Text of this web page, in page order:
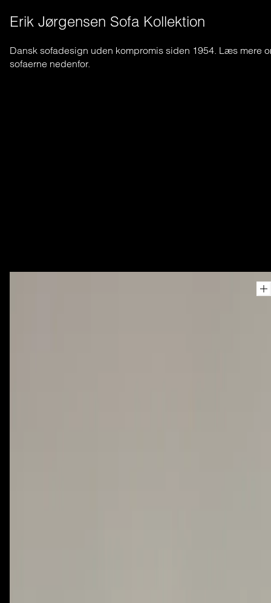
Erik Jørgensen Sofa Kollektion
Dansk sofadesign uden kompromis siden 1954. Læs mere
sofaerne nedenfor.